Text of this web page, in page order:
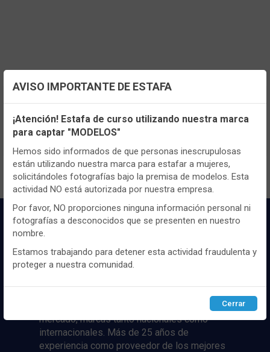
TENEMOS MUCHOS MÁS !
Registrate aquípara poder ver todo el
contenido y los precios.
mercado, marcas tanto nacionales como
internacionales. Más de 25 años de
experiencia como proveedor de los mejores
Configuración de cookies
Utilizamos cookies propias y de terceros, de sesión o
persistentes, para hacer funcionar de manera segura nuestra
página web y personalizar su contenido.
Igualmente, utilizamos cookies para medir y obtener datos de
la navegación que realizas y para ajustar el contenido a tus
gustos y preferencias.
Puedesconfigurary aceptar el uso de cookies a tu gusto.
Para obtener más información visita nuestra
cookies .
Configurar Rechazar ACEPTAR
AVISO IMPORTANTE DE ESTAFA
¡Atención! Estafa de curso utilizando nuestra marca
para captar "MODELOS"
Hemos sido informados de que personas inescrupulosas
están utilizando nuestra marca para estafar a mujeres,
solicitándoles fotografías bajo la premisa de modelos. Esta
actividad NO está autorizada por nuestra empresa.
Por favor, NO proporciones ninguna información personal ni
fotografías a desconocidos que se presenten en nuestro
nombre.
Estamos trabajando para detener esta actividad fraudulenta y
proteger a nuestra comunidad.
Cerrar